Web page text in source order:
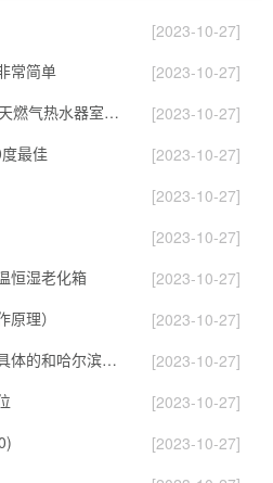
[2023-10-27]
常简单
[2023-10-27]
苏宁国际 日本原装林内Rinnai天燃气热水器室内外机20L24升恒温0冷水循环泵RUF-A2005AU(B)
[2023-10-27]
最佳
[2023-10-27]
[2023-10-27]
[2023-10-27]
恒湿老化箱
[2023-10-27]
理）
[2023-10-27]
除湿机的工作原理有哪些呢？具体的和哈尔滨除湿机了解一下吧！
[2023-10-27]
[2023-10-27]
[2023-10-27]